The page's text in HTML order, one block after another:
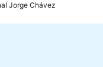
Jorge Chávez